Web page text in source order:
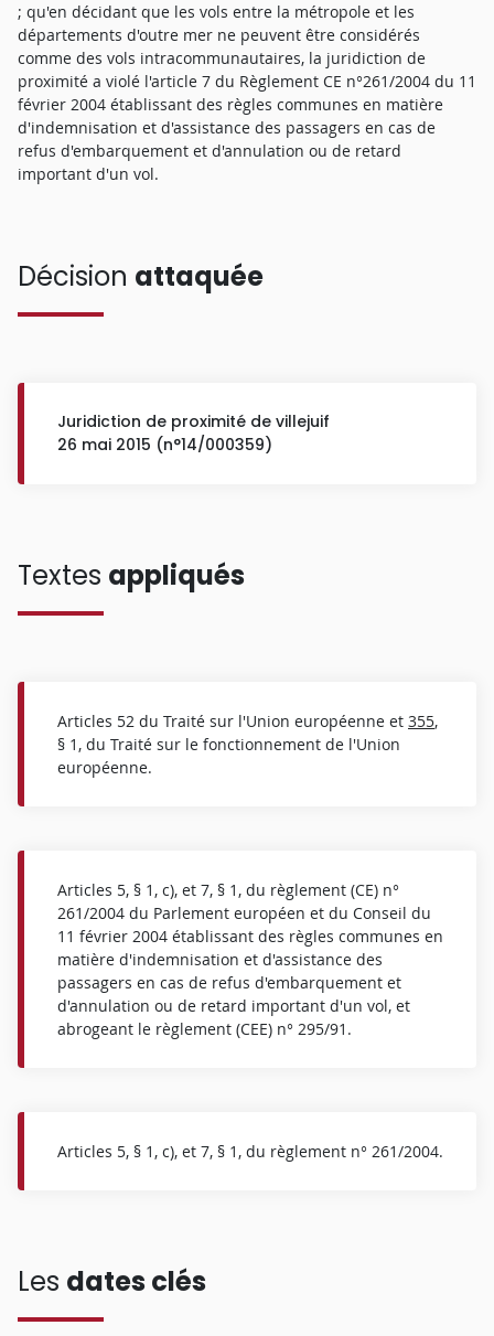
; qu'en décidant que les vols entre la métropole et les
départements d'outre mer ne peuvent être considérés
comme des vols intracommunautaires, la juridiction de
proximité a violé l'article 7 du Règlement CE n°261/2004 du 11
février 2004 établissant des règles communes en matière
d'indemnisation et d'assistance des passagers en cas de
refus d'embarquement et d'annulation ou de retard
important d'un vol.
Décision attaquée
Juridiction de proximité de villejuif
26 mai 2015 (n°14/000359)
Textes appliqués
Articles 52 du Traité sur l'Union européenne et 355,
§ 1, du Traité sur le fonctionnement de l'Union
européenne.
Articles 5, § 1, c), et 7, § 1, du règlement (CE) n°
261/2004 du Parlement européen et du Conseil du
11 février 2004 établissant des règles communes en
matière d'indemnisation et d'assistance des
passagers en cas de refus d'embarquement et
d'annulation ou de retard important d'un vol, et
abrogeant le règlement (CEE) n° 295/91.
Articles 5, § 1, c), et 7, § 1, du règlement n° 261/2004.
Les dates clés